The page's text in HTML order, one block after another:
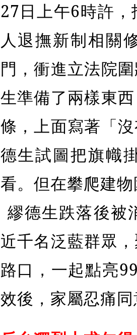
27日上午6時許
人退撫新制相關
門，衝進立法院
生準備了兩樣東
條，上面寫著「
德生試圖把旗幟
看。但在攀爬建
繆德生跌落後被
近千名泛藍群眾
路口，一起點亮
效後，家屬忍痛